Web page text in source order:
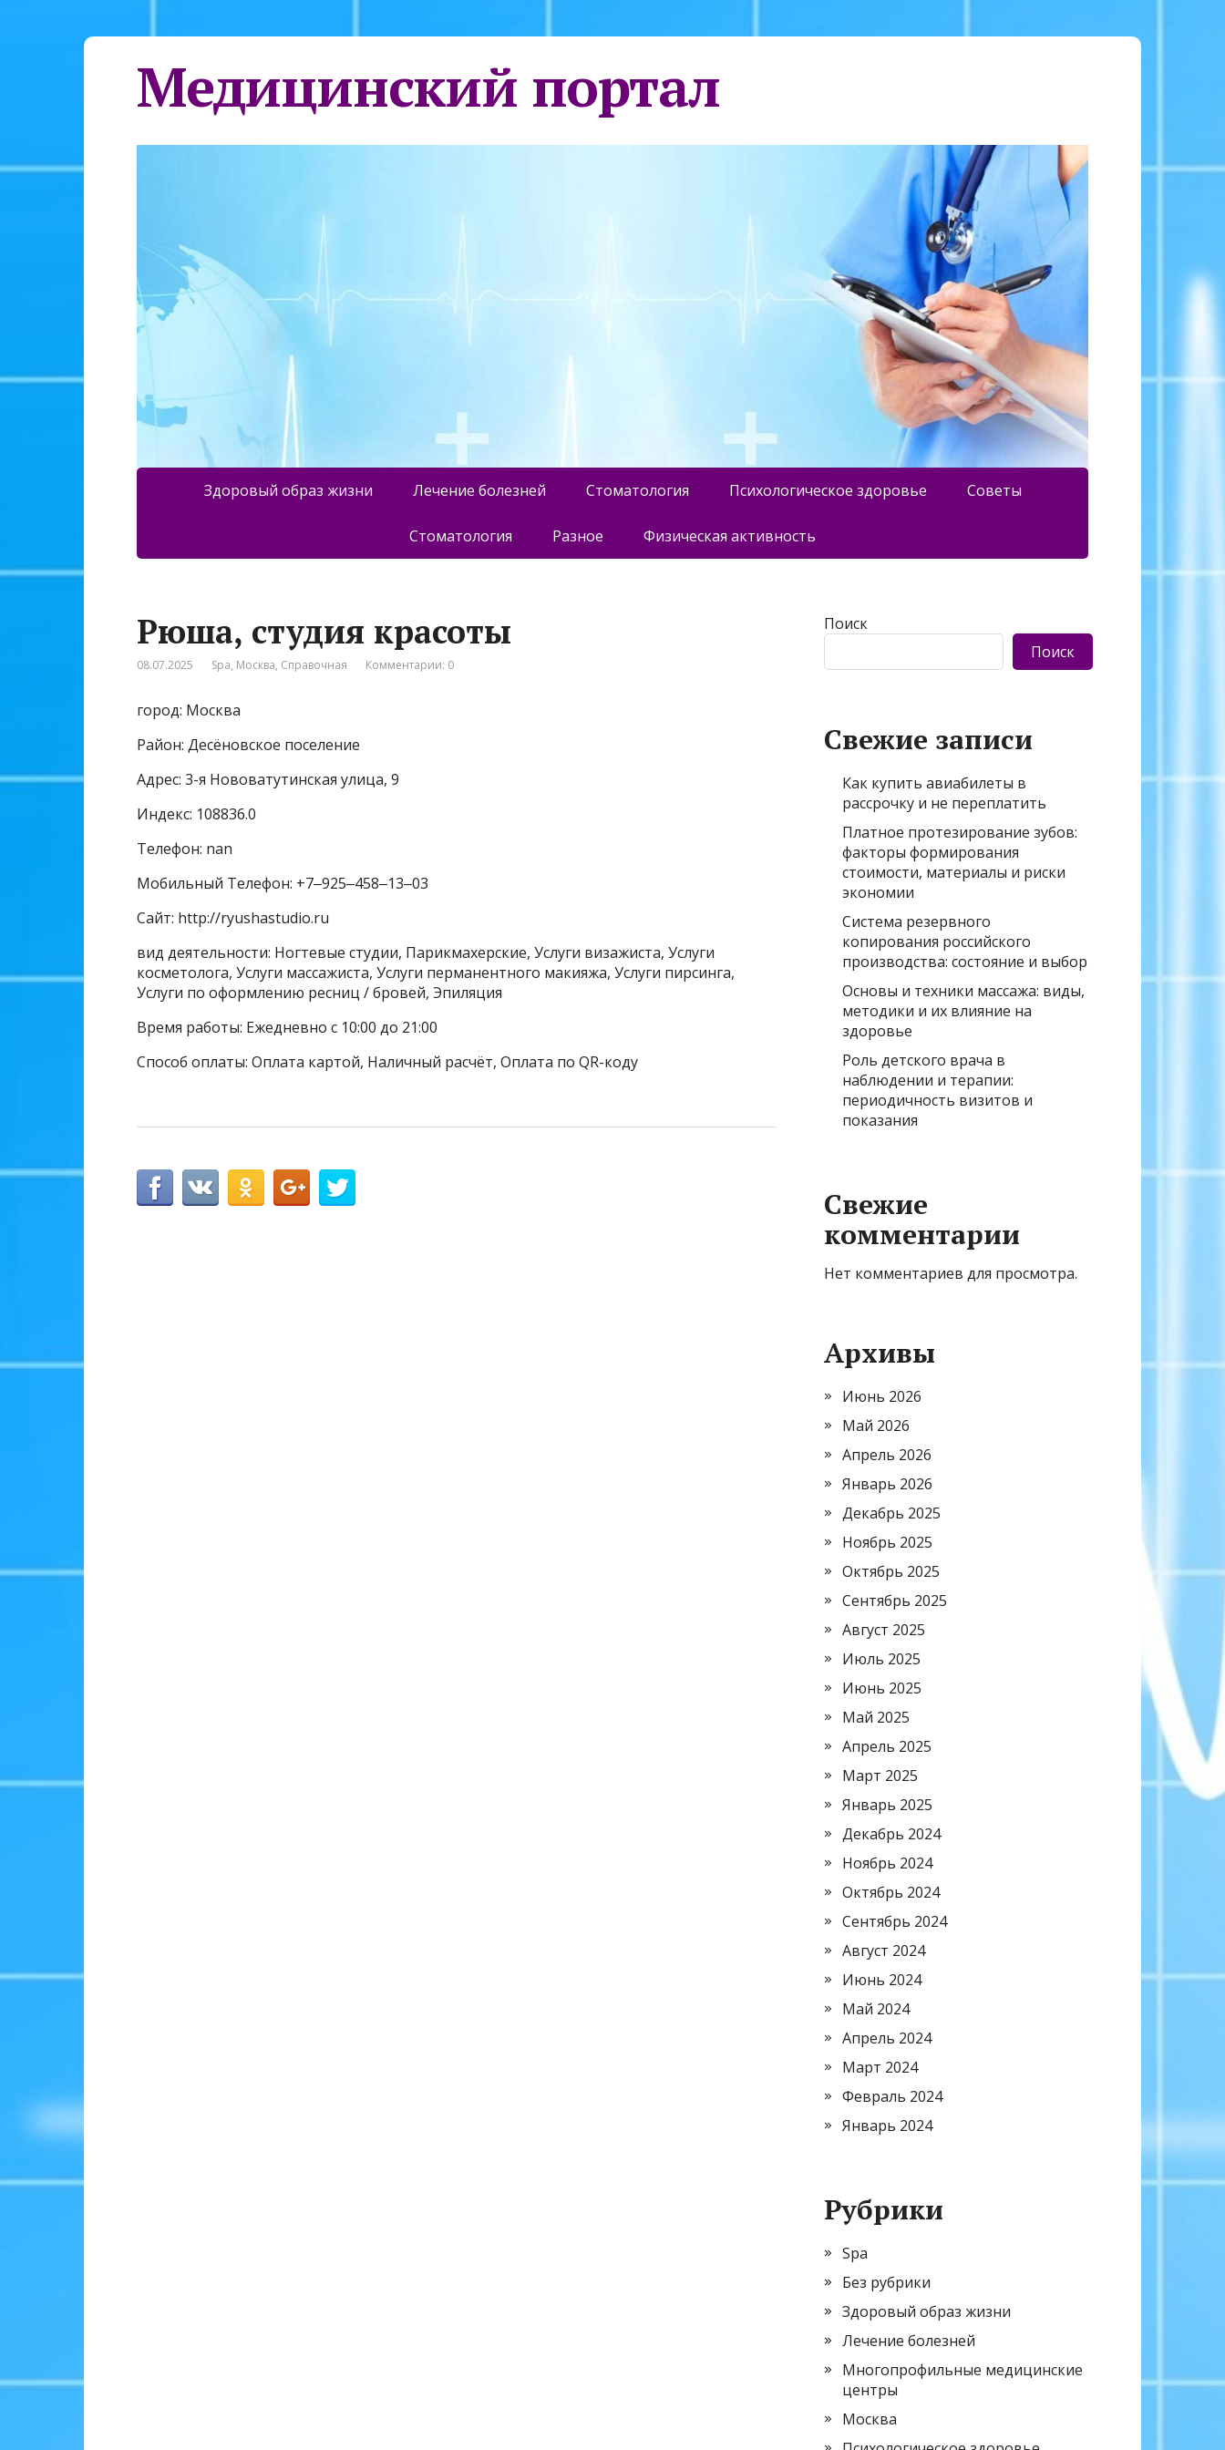
Медицинский портал
Здоровый образ жизни Лечение болезней Стоматология Психологическое здоровье Советы
Стоматология Разное Физическая активность
Рюша, студия красоты
08.07.2025 Spa, Москва, Справочная Комментарии: 0
город: Москва
Район: Десёновское поселение
Адрес: 3-я Нововатутинская улица, 9
Индекс: 108836.0
Телефон: nan
Мобильный Телефон: +7‒925‒458‒13‒03
Сайт: http://ryushastudio.ru
вид деятельности: Ногтевые студии, Парикмахерские, Услуги визажиста, Услуги
косметолога, Услуги массажиста, Услуги перманентного макияжа, Услуги пирсинга,
Услуги по оформлению ресниц / бровей, Эпиляция
Время работы: Ежедневно с 10:00 до 21:00
Способ оплаты: Оплата картой, Наличный расчёт, Оплата по QR-коду
Поиск
Поиск
Свежие записи
Как купить авиабилеты в
рассрочку и не переплатить
Платное протезирование зубов:
факторы формирования
стоимости, материалы и риски
экономии
Система резервного
копирования российского
производства: состояние и выбор
Основы и техники массажа: виды,
методики и их влияние на
здоровье
Роль детского врача в
наблюдении и терапии:
периодичность визитов и
показания
Свежие
комментарии
Нет комментариев для просмотра.
Архивы
Июнь 2026
Май 2026
Апрель 2026
Январь 2026
Декабрь 2025
Ноябрь 2025
Октябрь 2025
Сентябрь 2025
Август 2025
Июль 2025
Июнь 2025
Май 2025
Апрель 2025
Март 2025
Январь 2025
Декабрь 2024
Ноябрь 2024
Октябрь 2024
Сентябрь 2024
Август 2024
Июнь 2024
Май 2024
Апрель 2024
Март 2024
Февраль 2024
Январь 2024
Рубрики
Spa
Без рубрики
Здоровый образ жизни
Лечение болезней
Многопрофильные медицинские
центры
Москва